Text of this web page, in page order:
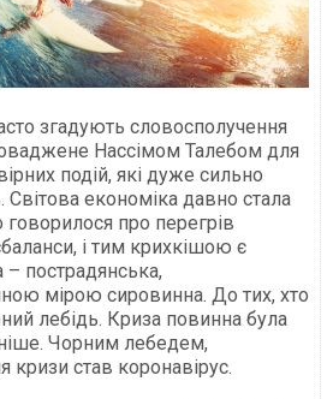
згадують словосполучення
Нассімом Талебом для
подій, які дуже сильно
економіка давно стала
про перегрів
і тим крихкішою є
– пострадянська,
мірою сировинна. До тих, хто
лебідь. Криза повинна була
Чорним лебедем,
став коронавірус.